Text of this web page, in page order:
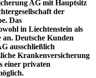
AG mit Hauptsitz
der
Das
in Liechtenstein als
Deutsche Kunden
ausschließlich
Krankenversicherung
einer privaten